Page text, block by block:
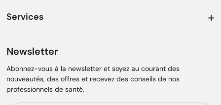
Services
Newsletter
Abonnez-vous à la newsletter et soyez au courant des
nouveautés, des offres et recevez des conseils de nos
professionnels de santé.